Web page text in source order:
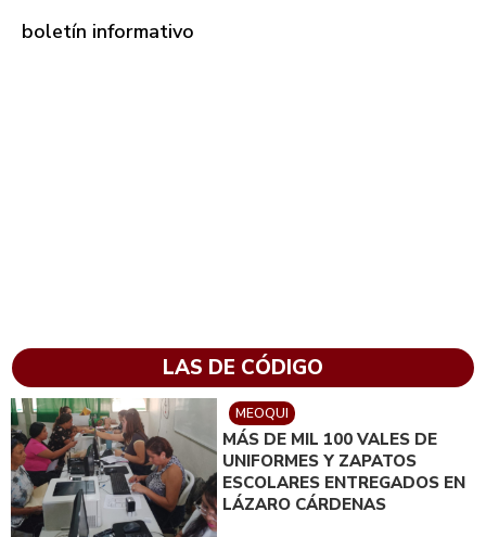
boletín informativo
LAS DE CÓDIGO
MEOQUI
MÁS DE MIL 100 VALES DE
UNIFORMES Y ZAPATOS
ESCOLARES ENTREGADOS EN
LÁZARO CÁRDENAS